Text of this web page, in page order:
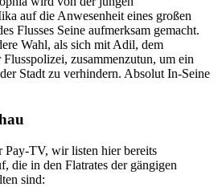
auf die Anwesenheit eines großen
Flusses Seine aufmerksam gemacht.
Wahl, als sich mit Adil, dem
zusammenzutun, um ein
Stadt zu verhindern. Absolut In-Seine
Pay-TV, wir listen hier bereits
die in den Flatrates der gängigen
sind: